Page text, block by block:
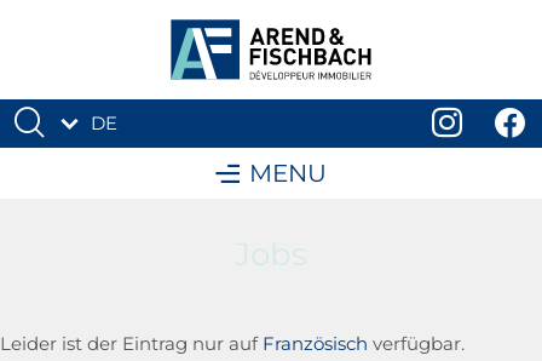
DE
MENU
Jobs
Leider ist der Eintrag nur auf Französisch verfügbar.